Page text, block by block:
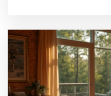
na co si dát pozor při
proč by měla být
sportovního